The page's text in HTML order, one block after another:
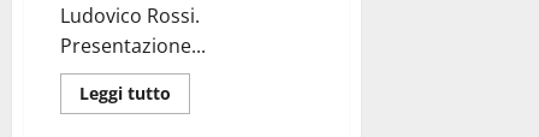
Ludovico Rossi.
Presentazione...
Leggi tutto